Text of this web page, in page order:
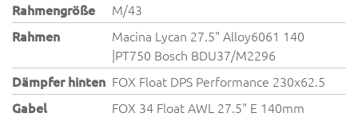
Rahmengröße
M/43
Rahmen
Macina Lycan 27.5" Alloy6061 140
|PT750 Bosch BDU37/M2296
Dämpfer hinten FOX Float DPS Performance 230x62.5
Gabel
FOX 34 Float AWL 27.5" E 140mm